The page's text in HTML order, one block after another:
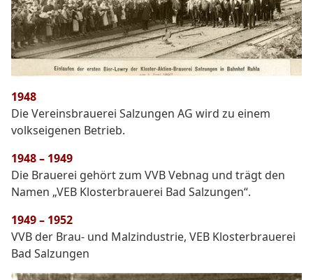
1948
Die Vereinsbrauerei Salzungen AG wird zu einem
volkseigenen Betrieb.
1948 – 1949
Die Brauerei gehört zum VVB Vebnag und trägt den
Namen „VEB Klosterbrauerei Bad Salzungen“.
1949 – 1952
VVB der Brau- und Malzindustrie, VEB Klosterbrauerei
Bad Salzungen